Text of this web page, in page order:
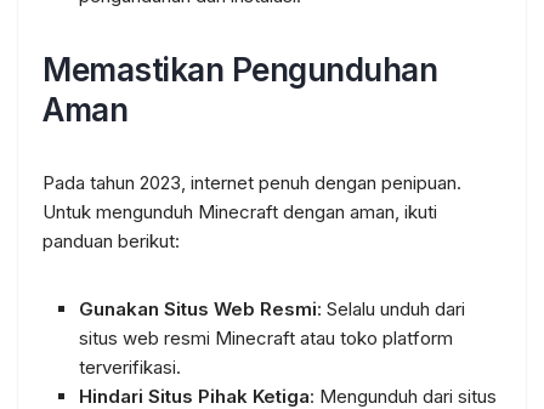
Memastikan Pengunduhan
Aman
Pada tahun 2023, internet penuh dengan penipuan.
Untuk mengunduh Minecraft dengan aman, ikuti
panduan berikut:
Gunakan Situs Web Resmi: Selalu unduh dari
situs web resmi Minecraft atau toko platform
terverifikasi.
Hindari Situs Pihak Ketiga: Mengunduh dari situs